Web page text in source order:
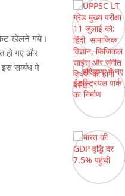
खेलने गये।
हो गए और
इस सम्बंध मे